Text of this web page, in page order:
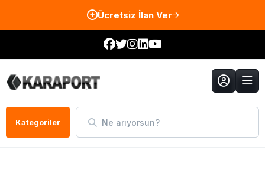
Ücretsiz İlan Ver
Kategoriler Ne arıyorsun?